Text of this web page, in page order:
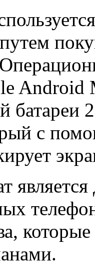
путем
с